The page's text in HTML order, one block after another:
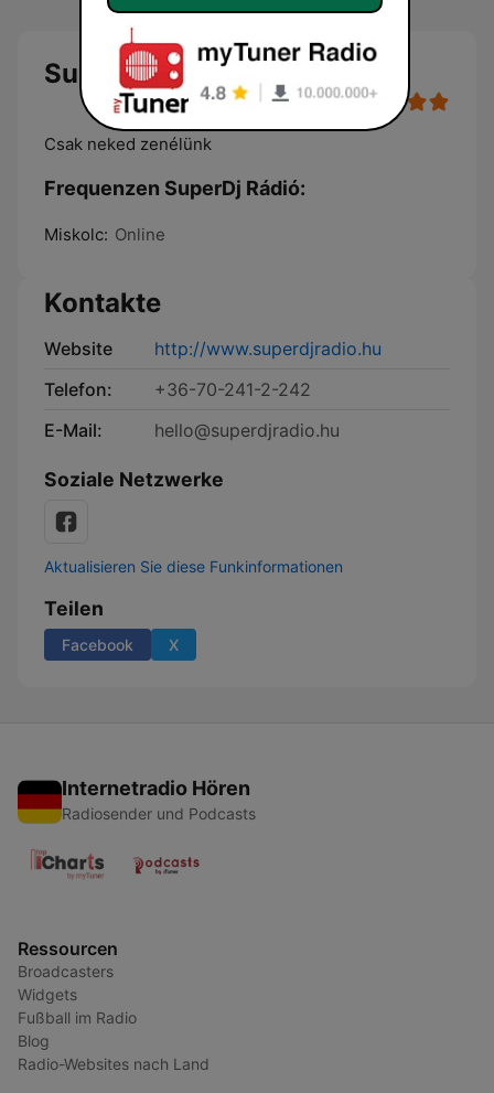
SuperDj Rádió
Csak neked zenélünk
Frequenzen SuperDj Rádió:
Miskolc: Online
Kontakte
Website
http://www.superdjradio.hu
Telefon:
+36-70-241-2-242
E-Mail:
hello@superdjradio.hu
Soziale Netzwerke
Aktualisieren Sie diese Funkinformationen
Teilen
Facebook X
Internetradio Hören
Radiosender und Podcasts
Ressourcen
Broadcasters
Widgets
Fußball im Radio
Blog
Radio-Websites nach Land